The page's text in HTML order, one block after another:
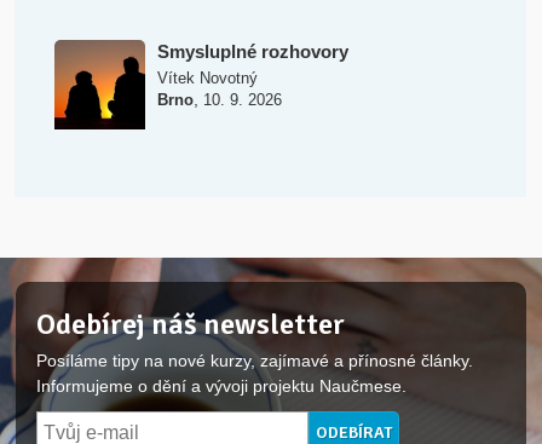
Smysluplné rozhovory
Vítek Novotný
Brno, 10. 9. 2026
Odebírej náš newsletter
Posíláme tipy na nové kurzy, zajímavé a přínosné články.
Informujeme o dění a vývoji projektu Naučmese.